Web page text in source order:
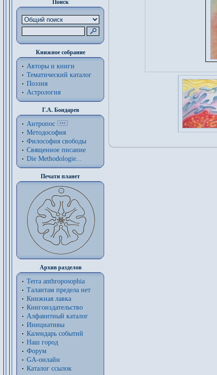
Поиск
Книжное собрание
Авторы и книги
Тематический каталог
Поэзия
Астрология
Г.А. Бондарев
Антропос
Методософия
Философия cвободы
Священное писание
Die Methodologie...
Печати планет
Архив разделов
Terra anthroposophia
Талантам предела нет
Книжная лавка
Книгоиздательство
Алфавитный каталог
Инициативы
Календарь событий
Наш город
Форум
GA-онлайн
Каталог ссылок